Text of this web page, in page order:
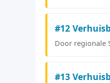
#12
Door regionale
#13